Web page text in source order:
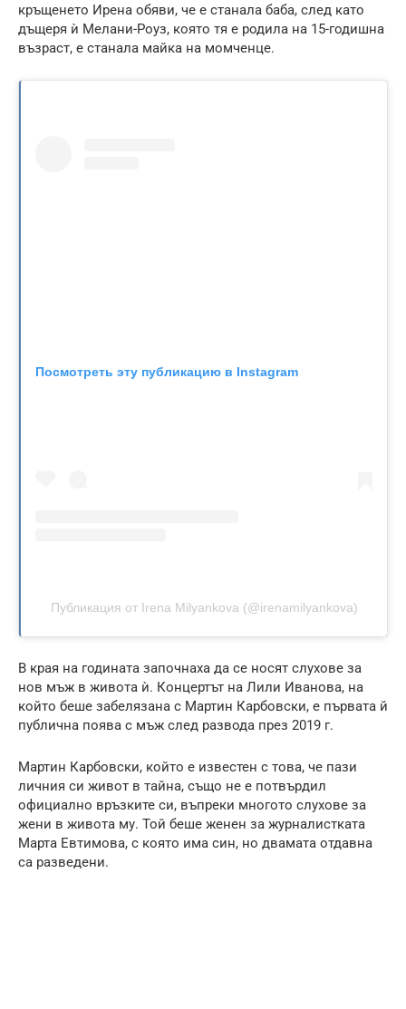
кръщенето Ирена обяви, че е станала баба, след като
дъщеря ѝ Мелани-Роуз, която тя е родила на 15-годишна
възраст, е станала майка на момченце.
Посмотреть эту публикацию в Instagram
Публикация от Irena Milyankova (@irenamilyankova)
В края на годината започнаха да се носят слухове за
нов мъж в живота ѝ. Концертът на Лили Иванова, на
който беше забелязана с Мартин Карбовски, е първата й
публична поява с мъж след развода през 2019 г.
Мартин Карбовски, който е известен с това, че пази
личния си живот в тайна, също не е потвърдил
официално връзките си, въпреки многото слухове за
жени в живота му. Той беше женен за журналистката
Марта Евтимова, с която има син, но двамата отдавна
са разведени.